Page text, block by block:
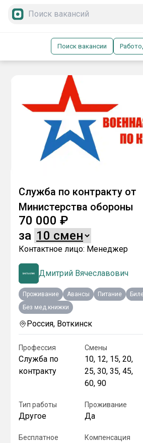
Поиск вакансии
Служба по контракту от
Министерства обороны
70 000 ₽
за
Контактное лицо: Менеджер
Дмитрий Вячеславович
Проживание Авансы Питание
Без мед.книжки
Россия, Воткинск
Профессия
Служба по
контракту
Смены
10, 12, 15, 20,
25, 30, 35, 45,
60, 90
Тип работы
Другое
Проживание
Да
Бесплатное
Компенсация